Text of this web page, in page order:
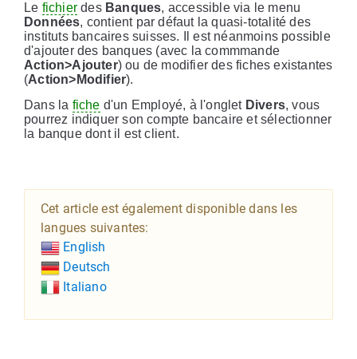
Le fichier des Banques, accessible via le menu
Données, contient par défaut la quasi-totalité des
instituts bancaires suisses. Il est néanmoins possible
d'ajouter des banques (avec la commmande
Action>Ajouter) ou de modifier des fiches existantes
(Action>Modifier).
Dans la fiche d'un Employé, à l'onglet Divers, vous
pourrez indiquer son compte bancaire et sélectionner
la banque dont il est client.
Cet article est également disponible dans les
langues suivantes:
English
Deutsch
Italiano